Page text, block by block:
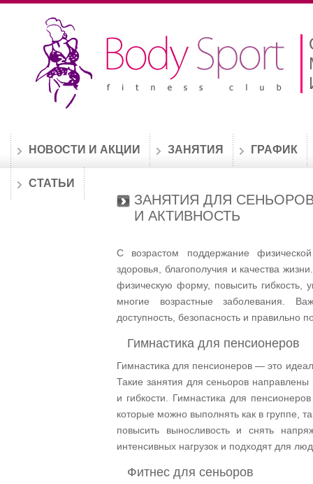
НОВОСТИ И АКЦИИ ЗАНЯТИЯ ГРАФИК
СТАТЬИ
ЗАНЯТИЯ ДЛЯ
И АКТИВНОСТЬ
С возрастом поддержание
здоровья, благополучия и качества
физическую форму, повысить гибкость,
многие возрастные заболевания.
доступность, безопасность и правильно
Гимнастика для пенсионеров
Гимнастика для пенсионеров — это
Такие занятия для сеньоров
и гибкости. Гимнастика для
которые можно выполнять как в группе,
повысить выносливость и снять
интенсивных нагрузок и подходят для
Фитнес для сеньоров